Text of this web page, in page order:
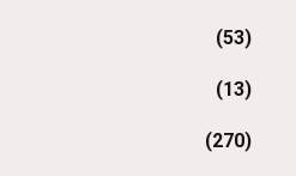
(53)
(13)
(270)